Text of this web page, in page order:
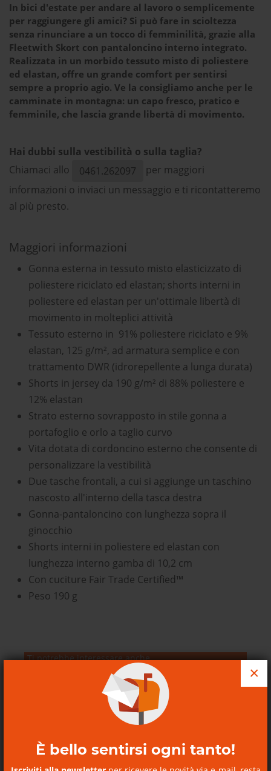
È bello sentirsi ogni tanto!
×
In bici d'estate per andare al lavoro o semplicemente
per raggiungere gli amici? Si può fare in scioltezza
senza rinunciare a un tocco di femminilità, grazie alla
Fleetwith Skort con pantaloncino interno integrato.
Realizzata in un morbido tessuto misto di poliestere
ed elastan, offre un grande comfort per sentirsi
sempre a proprio agio. Ve la consigliamo anche per le
camminate in montagna: un capo fresco, pratico e
femminile, che lascia grande libertà di movimento.
Hai dubbi sulla vestibilità o sulla taglia?
Chiamaci allo
0461.262097
per maggiori
informazioni o inviaci un messaggio e ti ricontatteremo
al più presto.
Maggiori informazioni
Gonna esterna in tessuto misto elasticizzato di
poliestere riciclato ed elastan; shorts interni in
poliestere ed elastan per un'ottimale libertà di
movimento in molteplici attività
Tessuto esterno in 91% poliestere riciclato e 9%
elastan, 125 g/m², ad armatura semplice e con
trattamento DWR (idrorepellente a lunga durata)
Shorts in jersey da 190 g/m² di 88% poliestere e
12% elastan
Strato esterno sovrapposto in stile gonna a
portafoglio e orlo a taglio curvo
Vita dotata di cordoncino esterno che consente di
personalizzare la vestibilità
Due tasche frontali, a cui si aggiunge un taschino
nascosto all'interno della tasca destra
Gonna-pantaloncino con lunghezza sopra il
ginocchio
Shorts interni in poliestere ed elastan con
lunghezza interno gamba di 10,2 cm
Con cuciture Fair Trade Certified™
Peso 190 g
Ti potrebbe interessare anche
Refugio Day Pack 26L
Refugio Day Pack 26L
Patagonia